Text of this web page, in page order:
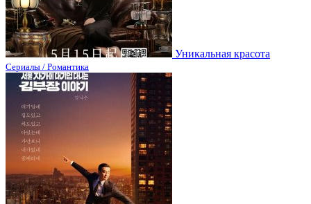
Уникальная красота
Сериалы / Романтика